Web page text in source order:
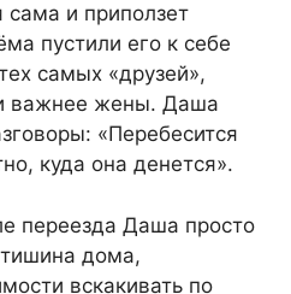
сама и приползет
пустили его к себе
самых «друзей»,
важнее жены. Даша
«Перебесится
куда она денется».
переезда Даша просто
дома,
вскакивать по